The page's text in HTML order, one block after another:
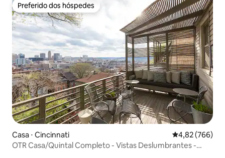
Preferido dos hóspedes
Preferido dos hóspedes
Casa ⋅ Cincinnati 4,82 de uma
4,82 (766)
OTR Casa/Quintal Completo - Vistas Deslumbrantes -